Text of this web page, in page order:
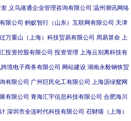
发 义乌港通企业管理咨询有限公司 温州潮讯网络
限公司 蚂蚁智行（山东）互联网有限公司 天津
万重山（上海）科技贸易有限公司 周易算命 上
投资控股有限公司 投资管理 上海云别离科技有
境电子商务有限公司 网站建设 湖南永毅钢铁贸
有限公司 广州巨民化工有限公司 上海沥绿鸳网
有限公司 青海汇宇信息科技有限公司 合肥海川
深圳市全连时代科技有限公司 召财喵（上海）